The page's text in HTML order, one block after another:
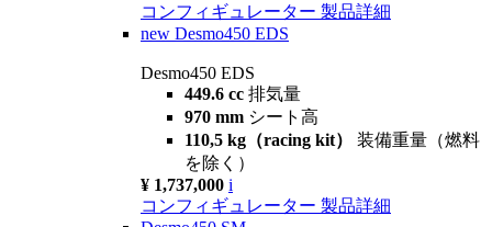
コンフィギュレーター 製品詳細
new Desmo450 EDS
Desmo450 EDS
449.6 cc 排気量
970 mm シート高
110,5 kg（racing kit） 装備重量（燃料
を除く）
¥ 1,737,000 i
コンフィギュレーター 製品詳細